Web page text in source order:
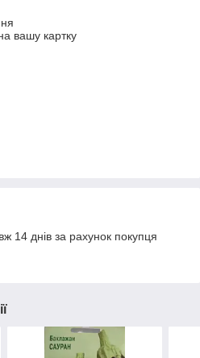
вашу картку
14 днів за рахунок покупця